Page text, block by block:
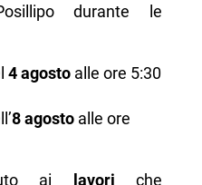
durante le
4 agostoalle ore 5:30
8 agostoalle ore
ai lavori che